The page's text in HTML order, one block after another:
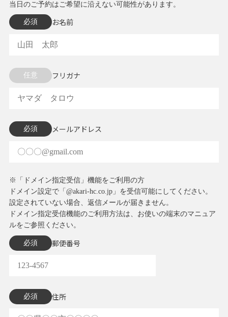
当日のご予約はご希望に沿えない可能性があります。
お名前
必須
フリガナ
任意
メールアドレス
必須
※「ドメイン指定受信」機能をご利用の方
ドメイン設定で「@akari-hc.co.jp」を受信可能にしてください。
設定されていない場合、返信メールが届きません。
ドメイン指定受信機能のご利用方法は、お使いの端末のマニュア
ルをご参照ください。
郵便番号
必須
住所
必須